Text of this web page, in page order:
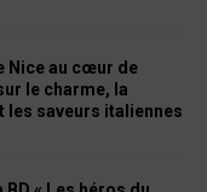
Nice au cœur de
le charme, la
saveurs italiennes